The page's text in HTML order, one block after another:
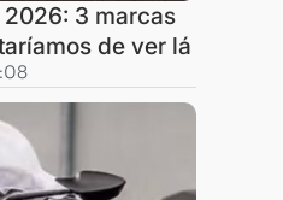
3 marcas
de ver lá